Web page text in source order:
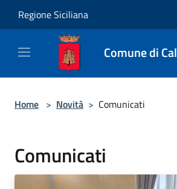
Regione Siciliana
Comune di
Home > Novità > Comunicati
Comunicati